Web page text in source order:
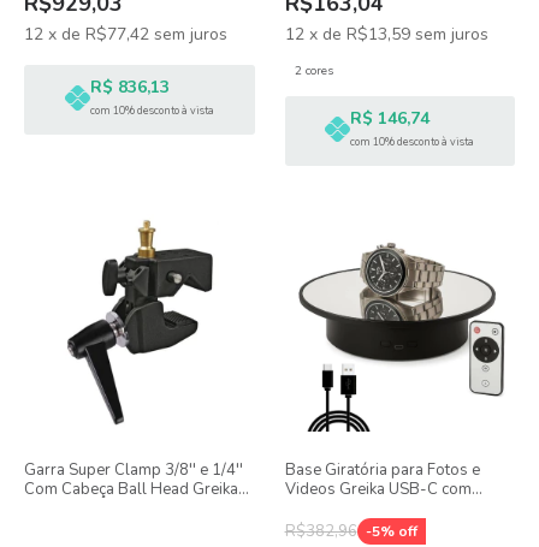
12 x de R$77,42 sem juros
R$ 836,13
com 10% desconto à vista
12 x de R$13,59 sem juros
2 cores
R$ 146,74
com 10% desconto à vista
Garra Super Clamp 3/8'' e 1/4''
Com Cabeça Ball Head Greika
Base Giratória para Fotos e
Videos Greika USB-C com
R$382,96 -5% off